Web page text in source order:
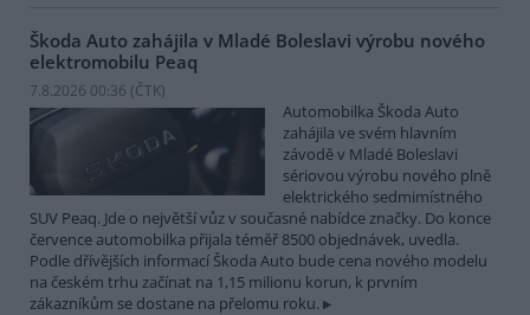
Škoda Auto zahájila v Mladé Boleslavi výrobu nového
elektromobilu Peaq
7.8.2026 00:36 (ČTK)
Automobilka Škoda Auto
zahájila ve svém hlavním
závodě v Mladé Boleslavi
sériovou výrobu nového plně
elektrického sedmimístného
SUV Peaq. Jde o největší vůz v současné nabídce značky. Do konce
července automobilka přijala téměř 8500 objednávek, uvedla.
Podle dřívějších informací Škoda Auto bude cena nového modelu
na českém trhu začínat na 1,15 milionu korun, k prvním
zákazníkům se dostane na přelomu roku.